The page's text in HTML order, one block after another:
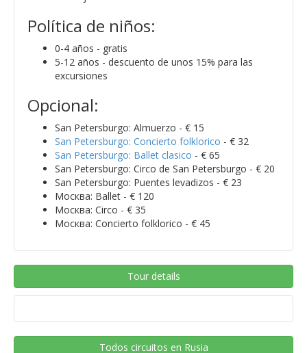
Política de niños:
0-4 años - gratis
5-12 años - descuento de unos 15% para las
excursiones
Opcional:
San Petersburgo: Almuerzo - € 15
San Petersburgo: Concierto folklorico - € 32
San Petersburgo: Ballet clasico - € 65
San Petersburgo: Circo de San Petersburgo - € 20
San Petersburgo: Puentes levadizos - € 23
Москва: Ballet - € 120
Москва: Circo - € 35
Москва: Concierto folklorico - € 45
Tour details
Todos circuitos en Rusia